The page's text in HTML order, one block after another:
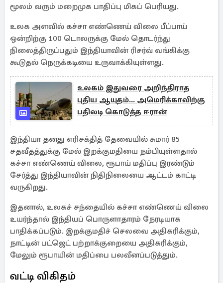
மூலம் வரும் மறைமுக பாதிப்பு மிகப் பெரியது.
உலக அளவில் கச்சா எண்ணெய் விலை பீப்பாய்
ஒன்றிற்கு 100 டொலருக்கு மேல் தொடர்ந்து
நிலைத்திருப்பதும் இந்தியாவின் ரிசர்வ் வங்கிக்கு
கூடுதல் நெருக்கடியை உருவாக்கியுள்ளது.
உலகம் இதுவரை அறிந்திராத
புதிய ஆயுதம்... அமெரிக்காவிற்கு
பதிலடி கொடுத்த ஈரான்
இந்தியா தனது எரிசக்தித் தேவையில் சுமார் 85
சதவீதத்துக்கு மேல் இறக்குமதியை நம்பியுள்ளதால்
கச்சா எண்ணெய் விலை, ரூபாய் மதிப்பு இரண்டும்
சேர்த்து இந்தியாவின் நிதிநிலையை ஆட்டம் காட்டி
வருகிறது.
இதனால், உலகச் சந்தையில் கச்சா எண்ணெய் விலை
உயர்ந்தால் இந்தியப் பொருளாதாரம் நேரடியாக
பாதிக்கப்படும். இறக்குமதிச் செலவை அதிகரிக்கும்,
நாட்டின் பட்ஜெட் பற்றாக்குறையை அதிகரிக்கும்,
மேலும் ரூபாயின் மதிப்பை பலவீனப்படுத்தும்.
வட்டி விகிதம்